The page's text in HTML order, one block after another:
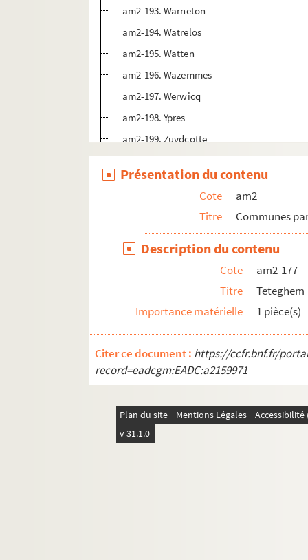
am2-193. Warneton
am2-194. Watrelos
am2-195. Watten
am2-196. Wazemmes
am2-197. Werwicq
am2-198. Ypres
am2-199. Zuydcotte
am2-200. Arrondissement de Lille - divers
Présentation du contenu
Cote
am2
Titre
Communes
Description du contenu
Cote
am2-177
Titre
Teteghem
Importance matérielle
1 pièce(s)
Citer ce document : https://ccfr.bnf.fr/
record=eadcgm:EADC:a2159971
Plan du site Mentions Légales
v 31.1.0